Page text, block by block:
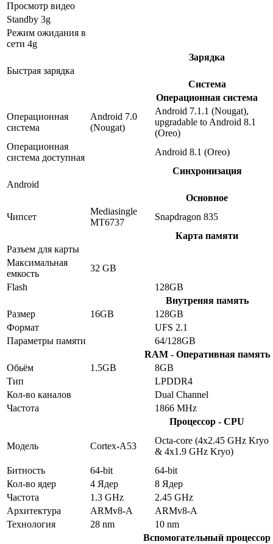
Просмотр видео
Standby 3g
Режим ожидания в
сети 4g
Зарядка
Быстрая зарядка
Система
Операционная система
Операционная
система
Android 7.0
(Nougat)
Android 7.1.1 (Nougat),
upgradable to Android 8.1
(Oreo)
Операционная
система доступная
Android 8.1 (Oreo)
Синхронизация
Android
Основное
Чипсет
Mediasingle
MT6737
Snapdragon 835
Карта памяти
Разъем для карты
Максимальная
емкость
32 GB
Flash
128GB
Внутреняя память
Размер
16GB
128GB
Формат
UFS 2.1
Параметры памяти
64/128GB
RAM - Оперативная память
Обьём
1.5GB
8GB
Тип
LPDDR4
Кол-во каналов
Dual Channel
Частота
1866 MHz
Процессор - CPU
Модель Cortex-A53
Octa-core (4x2.45 GHz Kryo
& 4x1.9 GHz Kryo)
Битность
64-bit
64-bit
Кол-во ядер
4 Ядер
8 Ядер
Частота
1.3 GHz
2.45 GHz
Архитектура
ARMv8-A
ARMv8-A
Технология
28 nm
10 nm
Вспомогательный процессор